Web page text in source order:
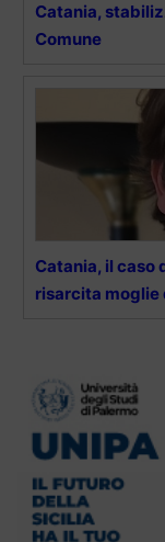
Catania,
Comune
Catania, il caso
risarcita moglie